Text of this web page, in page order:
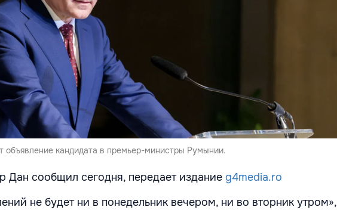
объявление кандидата в премьер-министры Румынии.
Дан сообщил сегодня, передает издание g4media.ro
не будет ни в понедельник вечером, ни во вторник утром»,